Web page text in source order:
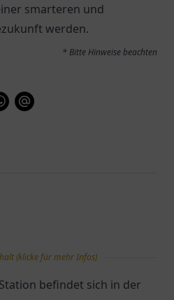
smarteren und
werden.
* Bitte Hinweise beachten
(klicke für mehr Infos)
befindet sich in der